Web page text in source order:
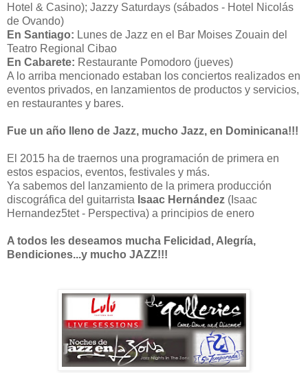
Hotel & Casino); Jazzy Saturdays (sábados - Hotel Nicolás
de Ovando)
En Santiago: Lunes de Jazz en el Bar Moises Zouain del
Teatro Regional Cibao
En Cabarete: Restaurante Pomodoro (jueves)
A lo arriba mencionado estaban los conciertos realizados en
eventos privados, en lanzamientos de productos y servicios,
en restaurantes y bares.
Fue un año lleno de Jazz, mucho Jazz, en Dominicana!!!
El 2015 ha de traernos una programación de primera en
estos espacios, eventos, festivales y más.
Ya sabemos del lanzamiento de la primera producción
discográfica del guitarrista Isaac Hernández (Isaac
Hernandez5tet - Perspectiva) a principios de enero
A todos les deseamos mucha Felicidad, Alegría,
Bendiciones...y mucho JAZZ!!!